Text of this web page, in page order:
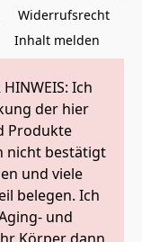
Widerrufsrecht
Inhalt melden